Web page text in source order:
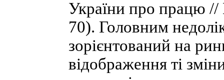
України про працю
70). Головним
зорієнтований на
відображення ті